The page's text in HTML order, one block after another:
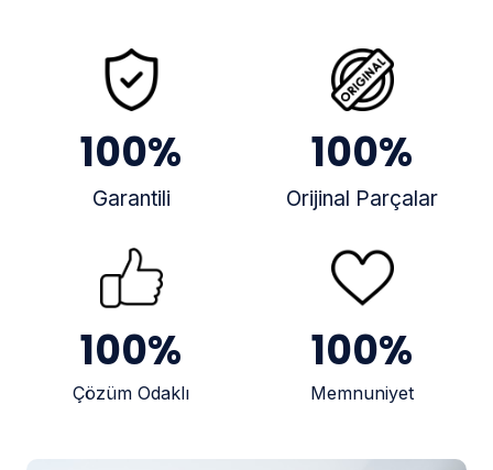
100%
Garantili
100%
Orijinal Parçalar
100%
Çözüm Odaklı
100%
Memnuniyet